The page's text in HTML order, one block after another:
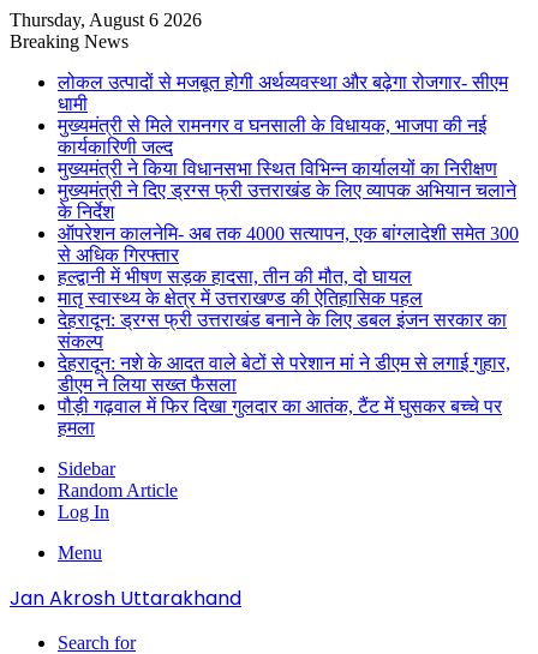
Thursday, August 6 2026
Breaking News
लोकल उत्पादों से मजबूत होगी अर्थव्यवस्था और बढ़ेगा रोजगार- सीएम
धामी
मुख्यमंत्री से मिले रामनगर व घनसाली के विधायक, भाजपा की नई
कार्यकारिणी जल्द
मुख्यमंत्री ने किया विधानसभा स्थित विभिन्न कार्यालयों का निरीक्षण
मुख्यमंत्री ने दिए ड्रग्स फ्री उत्तराखंड के लिए व्यापक अभियान चलाने
के निर्देश
ऑपरेशन कालनेमि- अब तक 4000 सत्यापन, एक बांग्लादेशी समेत 300
से अधिक गिरफ्तार
हल्द्वानी में भीषण सड़क हादसा, तीन की मौत, दो घायल
मातृ स्वास्थ्य के क्षेत्र में उत्तराखण्ड की ऐतिहासिक पहल
देहरादून: ड्रग्स फ्री उत्तराखंड बनाने के लिए डबल इंजन सरकार का
संकल्प
देहरादून: नशे के आदत वाले बेटों से परेशान मां ने डीएम से लगाई गुहार,
डीएम ने लिया सख्त फैसला
पौड़ी गढ़वाल में फिर दिखा गुलदार का आतंक, टैंट में घुसकर बच्चे पर
हमला
Sidebar
Random Article
Log In
Menu
Jan Akrosh Uttarakhand
Search for